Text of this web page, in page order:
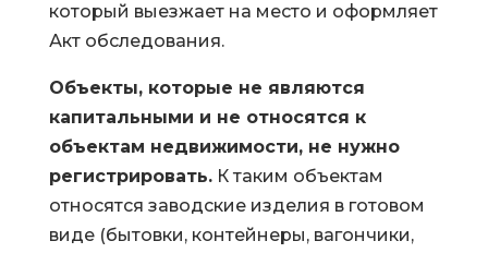
который выезжает на место и оформляет
Акт обследования.
Объекты, которые не являются
капитальными и не относятся к
объектам недвижимости, не нужно
регистрировать.К таким объектам
относятся заводские изделия в готовом
виде (бытовки, контейнеры, вагончики,